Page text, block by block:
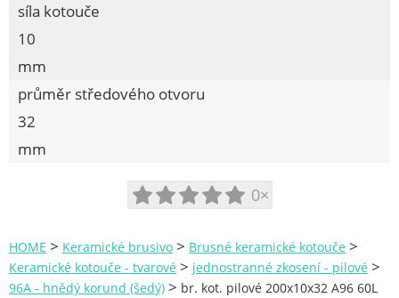
síla kotouče
10
mm
průměr středového otvoru
32
mm
0×
HOME > Keramické brusivo > Brusné keramické kotouče >
Keramické kotouče - tvarové > jednostranné zkosení - pilové >
96A - hnědý korund (šedý) > br. kot. pilové 200x10x32 A96 60L